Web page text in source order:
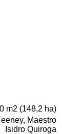
m2 (148,2 ha)
Maestro
Isidro Quiroga